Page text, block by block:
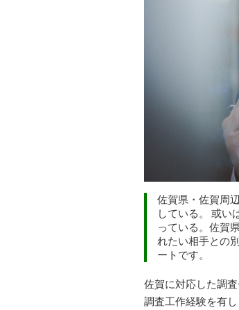
佐賀県・佐賀周
している。 或い
っている。佐賀
れたい相手との
ートです。
佐賀に対応した調
調査工作経験を有